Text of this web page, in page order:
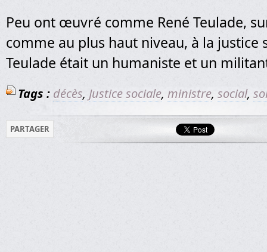
Peu ont œuvré comme René Teulade,
comme au plus haut niveau, à la justice
Teulade était un humaniste et un
Tags : décès, Justice sociale, ministre, social,
PARTAGER